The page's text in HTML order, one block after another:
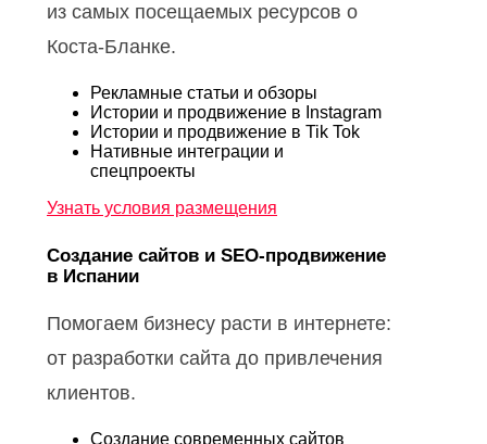
из самых посещаемых ресурсов о
Коста-Бланке.
Рекламные статьи и обзоры
Истории и продвижение в Instagram
Истории и продвижение в Tik Tok
Нативные интеграции и
спецпроекты
Узнать условия размещения
Создание сайтов и SEO-продвижение
в Испании
Помогаем бизнесу расти в интернете:
от разработки сайта до привлечения
клиентов.
Создание современных сайтов